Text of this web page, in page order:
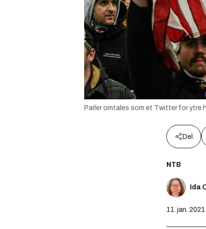
Parler omtales som et Twitter for ytre
Del
NTB
Ida
11. jan.